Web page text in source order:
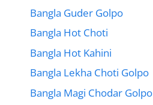
Bangla Guder Golpo
Bangla Hot Choti
Bangla Hot Kahini
Bangla Lekha Choti Golpo
Bangla Magi Chodar Golpo